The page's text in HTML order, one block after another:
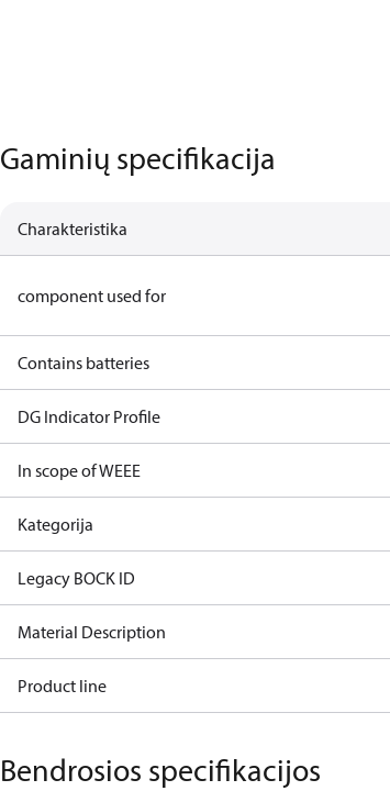
Gaminių specifikacija
Charakteristika
component used for
Contains batteries
DG Indicator Profile
In scope of WEEE
Kategorija
Legacy BOCK ID
Material Description
Product line
Bendrosios specifikacijos